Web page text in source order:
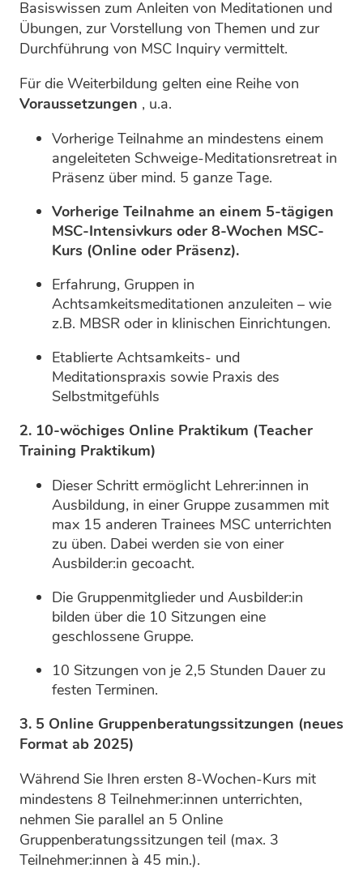
Basiswissen zum Anleiten von Meditationen und
Übungen, zur Vorstellung von Themen und zur
Durchführung von MSC Inquiry vermittelt.
Für die Weiterbildung gelten eine Reihe von
Voraussetzungen , u.a.
Vorherige Teilnahme an mindestens einem
angeleiteten Schweige-Meditationsretreat in
Präsenz über mind. 5 ganze Tage.
Vorherige Teilnahme an einem 5-tägigen
MSC-Intensivkurs oder 8-Wochen MSC-
Kurs (Online oder Präsenz).
Erfahrung, Gruppen in
Achtsamkeitsmeditationen anzuleiten – wie
z.B. MBSR oder in klinischen Einrichtungen.
Etablierte Achtsamkeits- und
Meditationspraxis sowie Praxis des
Selbstmitgefühls
2. 10-wöchiges Online Praktikum (Teacher
Training Praktikum)
Dieser Schritt ermöglicht Lehrer:innen in
Ausbildung, in einer Gruppe zusammen mit
max 15 anderen Trainees MSC unterrichten
zu üben. Dabei werden sie von einer
Ausbilder:in gecoacht.
Die Gruppenmitglieder und Ausbilder:in
bilden über die 10 Sitzungen eine
geschlossene Gruppe.
10 Sitzungen von je 2,5 Stunden Dauer zu
festen Terminen.
3. 5 Online Gruppenberatungssitzungen (neues
Format ab 2025)
Während Sie Ihren ersten 8-Wochen-Kurs mit
mindestens 8 Teilnehmer:innen unterrichten,
nehmen Sie parallel an 5 Online
Gruppenberatungssitzungen teil (max. 3
Teilnehmer:innen à 45 min.).